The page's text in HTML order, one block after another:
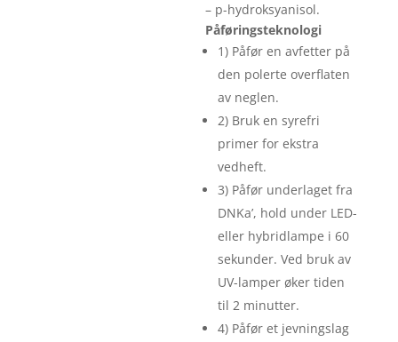
– p-hydroksyanisol.
Påføringsteknologi
1) Påfør en avfetter på
den polerte overflaten
av neglen.
2) Bruk en syrefri
primer for ekstra
vedheft.
3) Påfør underlaget fra
DNKa’, hold under LED-
eller hybridlampe i 60
sekunder. Ved bruk av
UV-lamper øker tiden
til 2 minutter.
4) Påfør et jevningslag